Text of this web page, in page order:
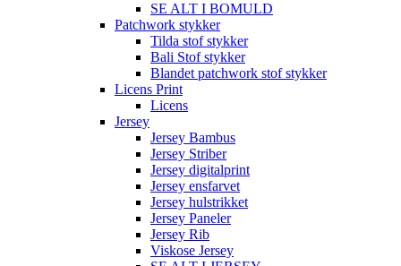
SE ALT I BOMULD
Patchwork stykker
Tilda stof stykker
Bali Stof stykker
Blandet patchwork stof stykker
Licens Print
Licens
Jersey
Jersey Bambus
Jersey Striber
Jersey digitalprint
Jersey ensfarvet
Jersey hulstrikket
Jersey Paneler
Jersey Rib
Viskose Jersey